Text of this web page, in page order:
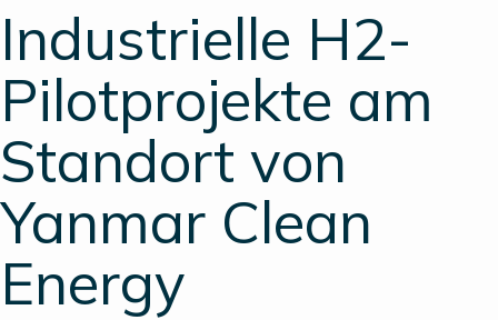
Industrielle H2-
Pilotprojekte am
Standort von
Yanmar Clean
Energy